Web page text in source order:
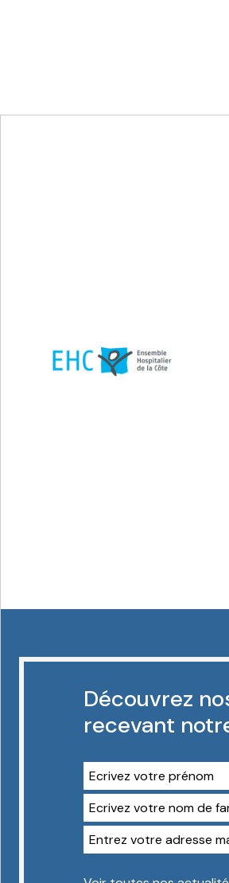
Découvrez
recevant